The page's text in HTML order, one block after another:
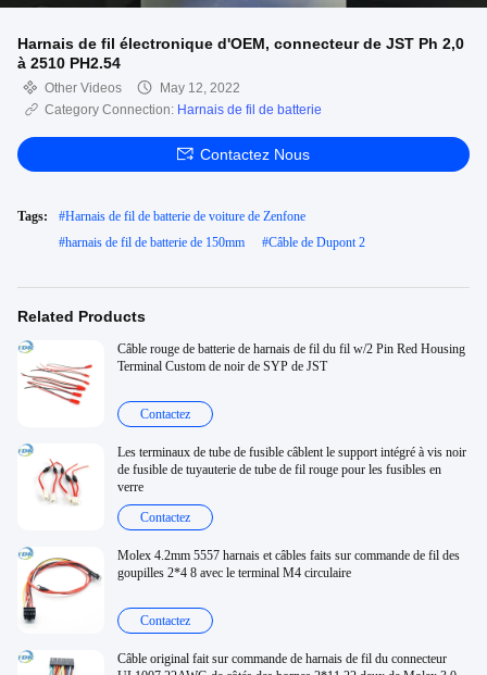
Harnais de fil électronique d'OEM, connecteur de JST Ph 2,0
à 2510 PH2.54
Other Videos
May 12, 2022
Category Connection: Harnais de fil de batterie
Contactez Nous
Tags: #Harnais de fil de batterie de voiture de Zenfone
#harnais de fil de batterie de 150mm #Câble de Dupont 2
Related Products
Câble rouge de batterie de harnais de fil du fil w/2 Pin Red Housing
Terminal Custom de noir de SYP de JST
Contactez
Les terminaux de tube de fusible câblent le support intégré à vis noir
de fusible de tuyauterie de tube de fil rouge pour les fusibles en
verre
Contactez
Molex 4.2mm 5557 harnais et câbles faits sur commande de fil des
goupilles 2*4 8 avec le terminal M4 circulaire
Contactez
Câble original fait sur commande de harnais de fil du connecteur